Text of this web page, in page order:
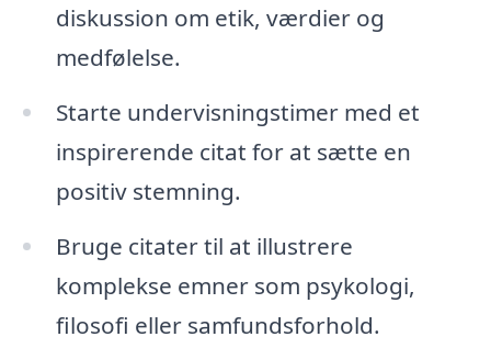
diskussion om etik, værdier og
medfølelse.
Starte undervisningstimer med et
inspirerende citat for at sætte en
positiv stemning.
Bruge citater til at illustrere
komplekse emner som psykologi,
filosofi eller samfundsforhold.